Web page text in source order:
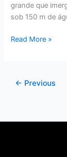
grande que
sob 150 m de
Read More »
← Previous